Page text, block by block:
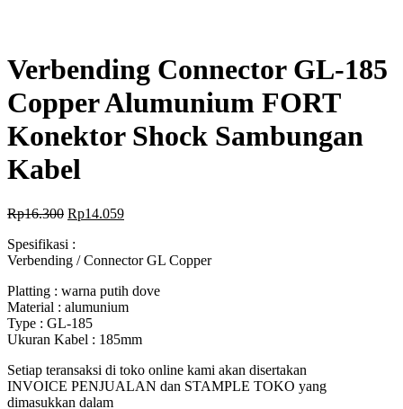
Verbending Connector GL-185
Copper Alumunium FORT
Konektor Shock Sambungan
Kabel
Rp16.300 Rp14.059
Spesifikasi :
Verbending / Connector GL Copper
Platting : warna putih dove
Material : alumunium
Type : GL-185
Ukuran Kabel : 185mm
Setiap teransaksi di toko online kami akan disertakan
INVOICE PENJUALAN dan STAMPLE TOKO yang
dimasukkan dalam